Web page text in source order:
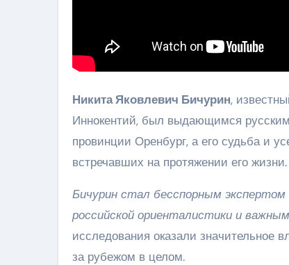
Никита Яковлевич Бичурин,
Иннокентий, был выдающимся
провинции Оренбург, а его судьба и
встречавших на протяжении его жизни.
Бичурин стал бесспорным
российской ориенталистики и
исследования оказали значительное
за рубежом в целом.